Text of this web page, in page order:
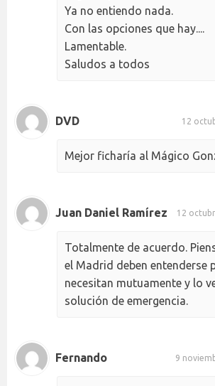
Ya no entiendo nada.
Con las opciones que hay....
Lamentable.
Saludos a todos
DVD 12
Mejor ficharía al Mágico
Juan Daniel Ramírez 12
Totalmente de acuerdo.
el Madrid deben entenderse
necesitan mutuamente y lo
solución de emergencia.
Fernando 9